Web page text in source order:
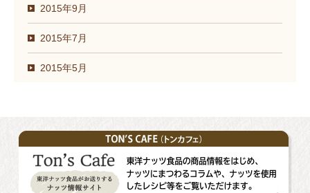
2015年9月
2015年7月
2015年5月